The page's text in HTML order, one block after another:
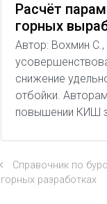
Расчёт
горных
Автор: Вохмин
снижение
отбойки.
повышении КИШ
Справочник по
горных разработках